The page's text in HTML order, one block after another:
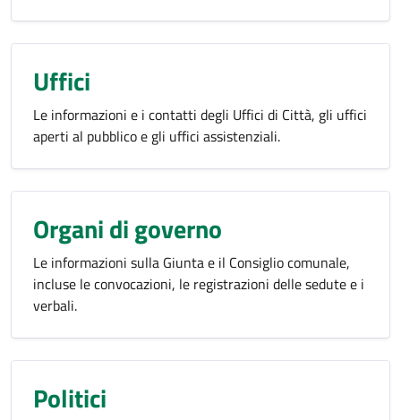
Uffici
Le informazioni e i contatti degli Uffici di Città, gli uffici
aperti al pubblico e gli uffici assistenziali.
Organi di governo
Le informazioni sulla Giunta e il Consiglio comunale,
incluse le convocazioni, le registrazioni delle sedute e i
verbali.
Politici